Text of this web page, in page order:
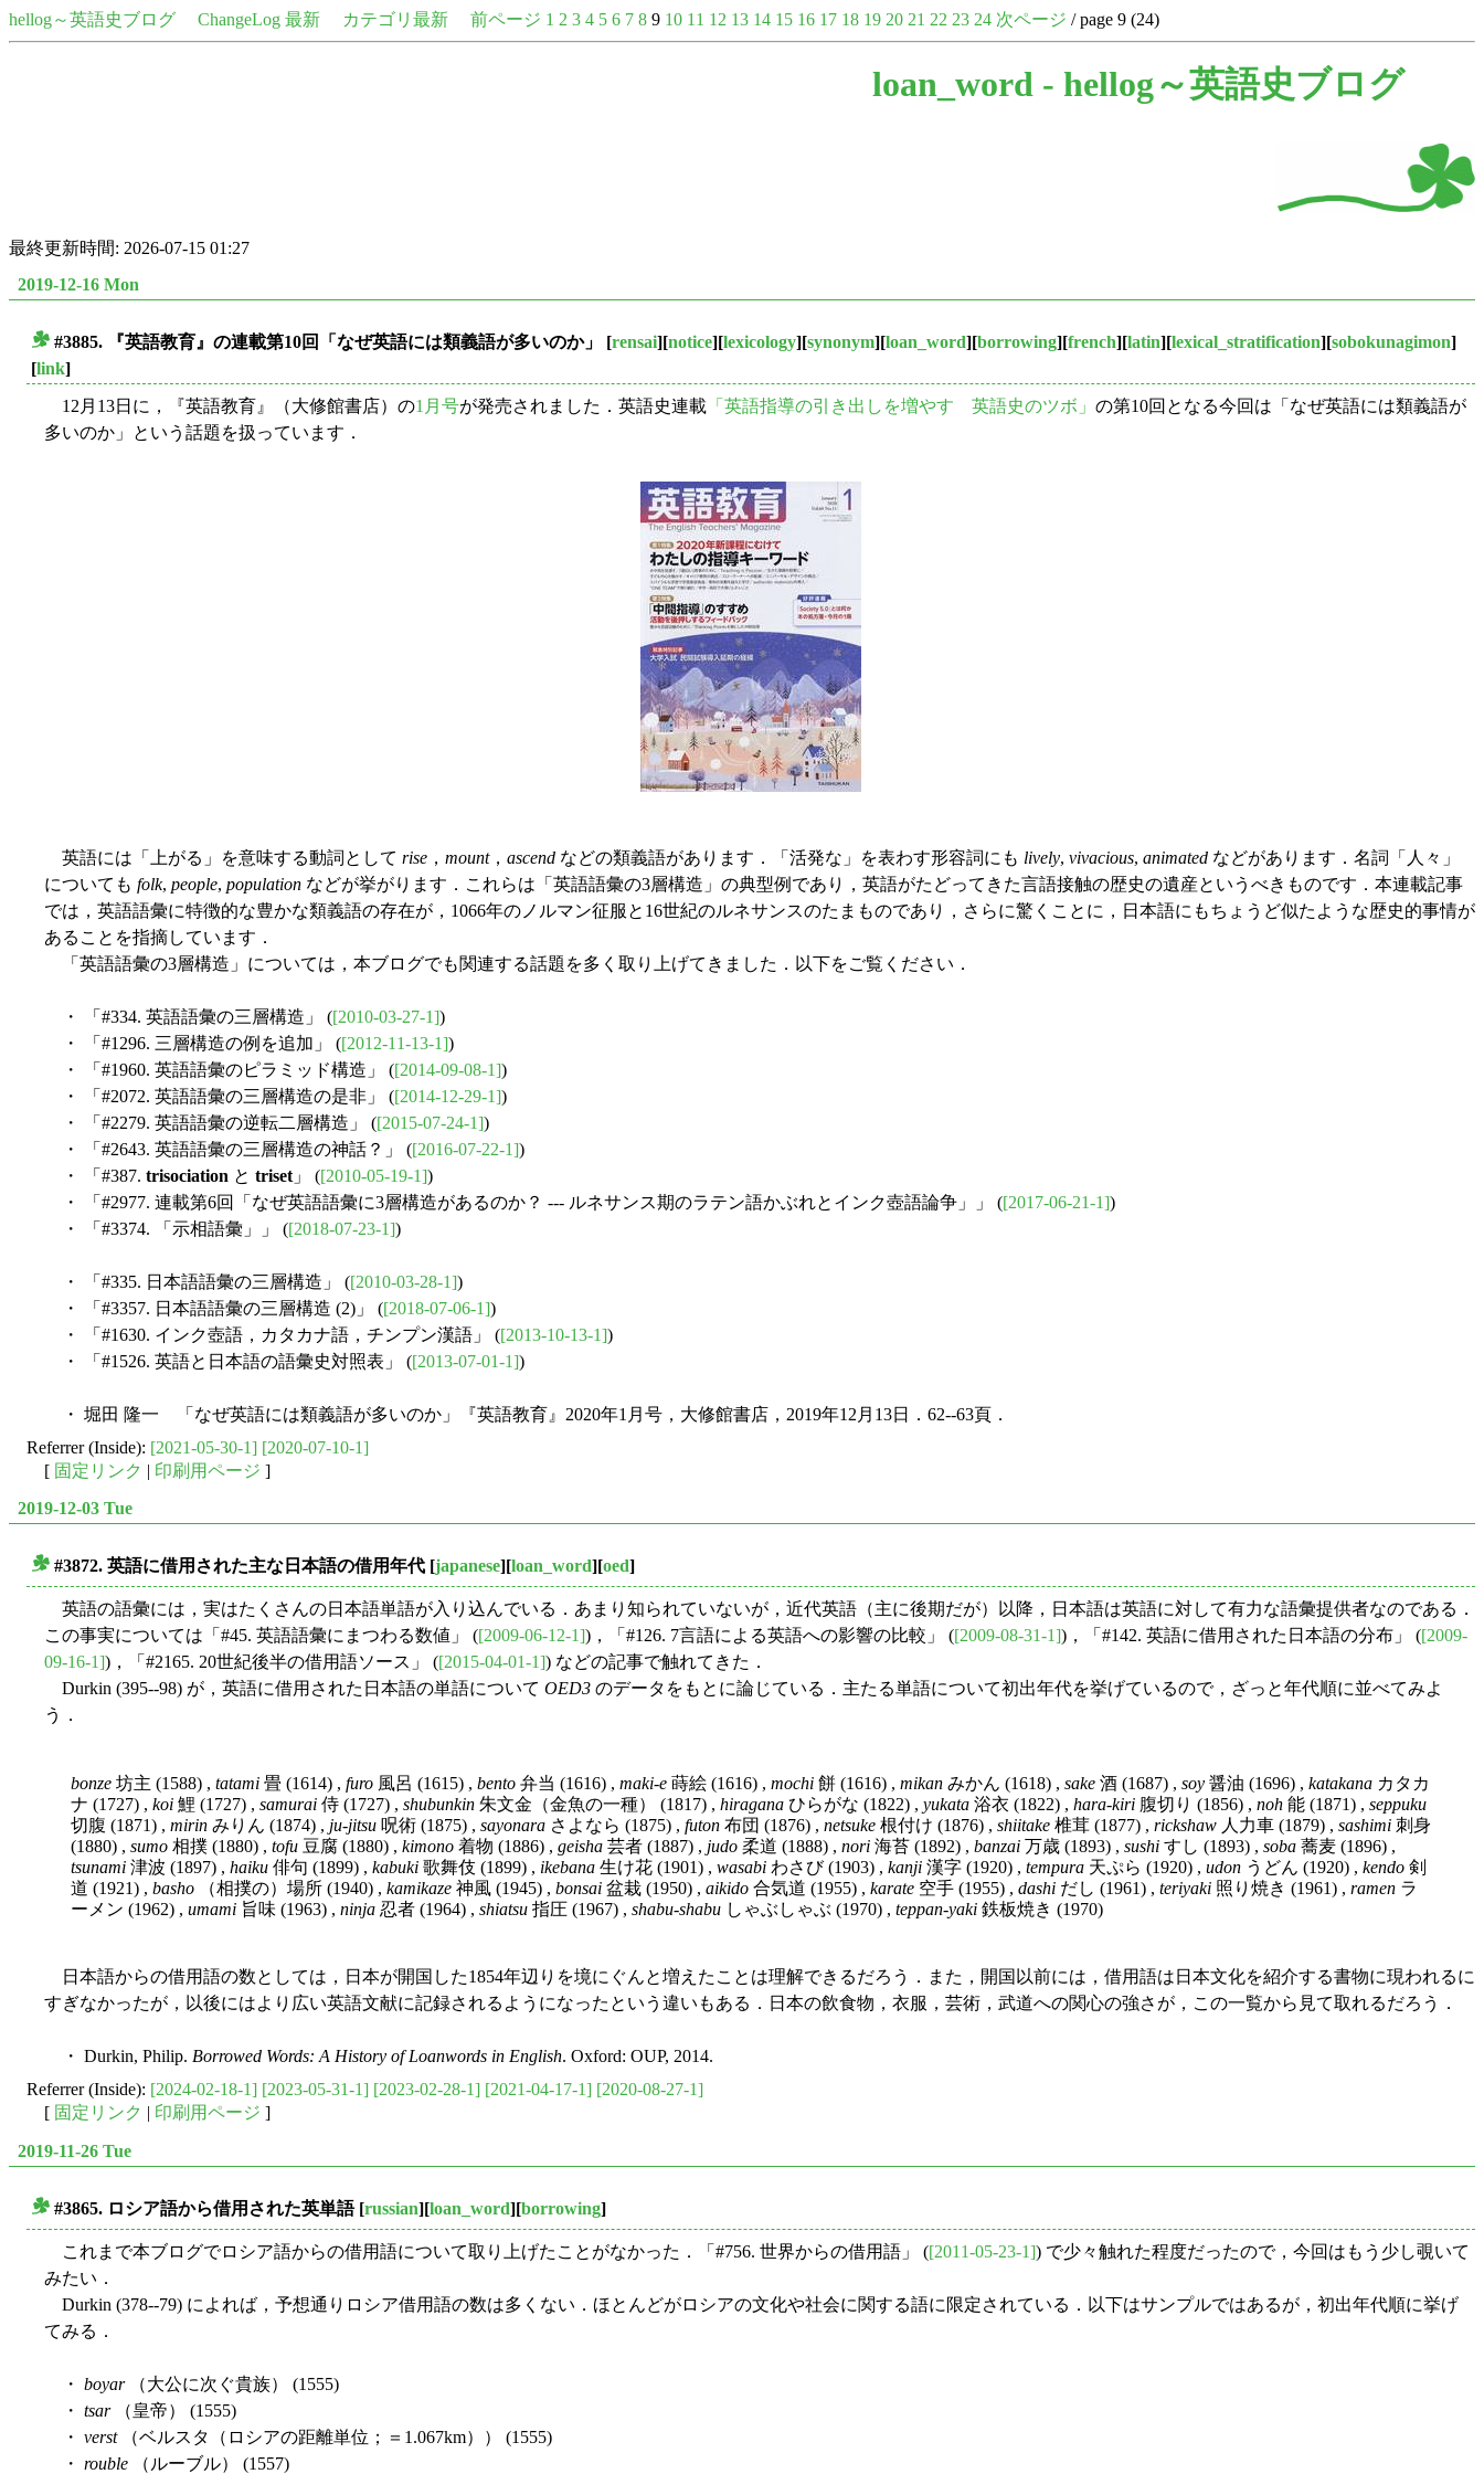
hellog～英語史ブログ ChangeLog 最新 カテゴリ最新 前ページ 1 2 3 4 5 6 7 8 9 10 11 12 13 14 15 16 17 18 19 20 21 22 23 24 次ページ / page 9 (24)
loan_word - hellog～英語史ブログ
最終更新時間: 2026-07-15 01:27
2019-12-16 Mon
#3885. 『英語教育』の連載第10回「なぜ英語には類義語が多いのか」 [rensai][notice][lexicology][synonym][loan_word][borrowing][french][latin][lexical_stratification][sobokunagimon]
[link]
12月13日に，『英語教育』（大修館書店）の1月号が発売されました．英語史連載 「英語指導の引き出しを増やす 英語史のツボ」 の第10回となる今回は「なぜ英語には類義語が
多いのか」という話題を扱っています．
英語には「上がる」を意味する動詞として rise ， mount， ascend などの類義語があります．「活発な」を表わす形容詞にも lively, vivacious, animated などがあります．名詞「人々」
についても folk, people, population などが挙がります．これらは「英語語彙の3層構造」の典型例であり，英語がたどってきた言語接触の歴史の遺産というべきものです．本連載記事
では，英語語彙に特徴的な豊かな類義語の存在が，1066年のノルマン征服と16世紀のルネサンスのたまものであり，さらに驚くことに，日本語にもちょうど似たような歴史的事情が
あることを指摘しています．
「英語語彙の3層構造」については，本ブログでも関連する話題を多く取り上げてきました．以下をご覧ください．
・ 「#334. 英語語彙の三層構造」 ([2010-03-27-1])
・ 「#1296. 三層構造の例を追加」 ([2012-11-13-1])
・ 「#1960. 英語語彙のピラミッド構造」 ([2014-09-08-1])
・ 「#2072. 英語語彙の三層構造の是非」 ([2014-12-29-1])
・ 「#2279. 英語語彙の逆転二層構造」 ([2015-07-24-1])
・ 「#2643. 英語語彙の三層構造の神話？」 ([2016-07-22-1])
・ 「#387. trisociation と triset 」 ([2010-05-19-1])
・ 「#2977. 連載第6回「なぜ英語語彙に3層構造があるのか？ --- ルネサンス期のラテン語かぶれとインク壺語論争」」 ([2017-06-21-1])
・ 「#3374. 「示相語彙」」 ([2018-07-23-1])
・ 「#335. 日本語語彙の三層構造」 ([2010-03-28-1])
・ 「#3357. 日本語語彙の三層構造 (2)」 ([2018-07-06-1])
・ 「#1630. インク壺語，カタカナ語，チンプン漢語」 ([2013-10-13-1])
・ 「#1526. 英語と日本語の語彙史対照表」 ([2013-07-01-1])
・ 堀田 隆一 「なぜ英語には類義語が多いのか」『英語教育』2020年1月号，大修館書店，2019年12月13日．62--63頁．
Referrer (Inside): [2021-05-30-1] [2020-07-10-1]
[ 固定リンク | 印刷用ページ ]
2019-12-03 Tue
#3872. 英語に借用された主な日本語の借用年代 [japanese][loan_word][oed]
英語の語彙には，実はたくさんの日本語単語が入り込んでいる．あまり知られていないが，近代英語（主に後期だが）以降，日本語は英語に対して有力な語彙提供者なのである．
この事実については「#45. 英語語彙にまつわる数値」 ([2009-06-12-1])，「#126. 7言語による英語への影響の比較」 ([2009-08-31-1])，「#142. 英語に借用された日本語の分布」 ([2009-
09-16-1])，「#2165. 20世紀後半の借用語ソース」 ([2015-04-01-1]) などの記事で触れてきた．
Durkin (395--98) が，英語に借用された日本語の単語について OED3 のデータをもとに論じている．主たる単語について初出年代を挙げているので，ざっと年代順に並べてみよ
う．
bonze 坊主 (1588) , tatami 畳 (1614) , furo 風呂 (1615) , bento 弁当 (1616) , maki-e 蒔絵 (1616) , mochi 餅 (1616) , mikan みかん (1618) , sake 酒 (1687) , soy 醤油 (1696) , katakana カタカ
ナ (1727) , koi 鯉 (1727) , samurai 侍 (1727) , shubunkin 朱文金（金魚の一種） (1817) , hiragana ひらがな (1822) , yukata 浴衣 (1822) , hara-kiri 腹切り (1856) , noh 能 (1871) , seppuku
切腹 (1871) , mirin みりん (1874) , ju-jitsu 呪術 (1875) , sayonara さよなら (1875) , futon 布団 (1876) , netsuke 根付け (1876) , shiitake 椎茸 (1877) , rickshaw 人力車 (1879) , sashimi 刺身
(1880) , sumo 相撲 (1880) , tofu 豆腐 (1880) , kimono 着物 (1886) , geisha 芸者 (1887) , judo 柔道 (1888) , nori 海苔 (1892) , banzai 万歳 (1893) , sushi すし (1893) , soba 蕎麦 (1896) ,
tsunami 津波 (1897) , haiku 俳句 (1899) , kabuki 歌舞伎 (1899) , ikebana 生け花 (1901) , wasabi わさび (1903) , kanji 漢字 (1920) , tempura 天ぷら (1920) , udon うどん (1920) , kendo 剣
道 (1921) , basho （相撲の）場所 (1940) , kamikaze 神風 (1945) , bonsai 盆栽 (1950) , aikido 合気道 (1955) , karate 空手 (1955) , dashi だし (1961) , teriyaki 照り焼き (1961) , ramen ラ
ーメン (1962) , umami 旨味 (1963) , ninja 忍者 (1964) , shiatsu 指圧 (1967) , shabu-shabu しゃぶしゃぶ (1970) , teppan-yaki 鉄板焼き (1970)
日本語からの借用語の数としては，日本が開国した1854年辺りを境にぐんと増えたことは理解できるだろう．また，開国以前には，借用語は日本文化を紹介する書物に現われるに
すぎなかったが，以後にはより広い英語文献に記録されるようになったという違いもある．日本の飲食物，衣服，芸術，武道への関心の強さが，この一覧から見て取れるだろう．
・ Durkin, Philip. Borrowed Words: A History of Loanwords in English. Oxford: OUP, 2014.
Referrer (Inside): [2024-02-18-1] [2023-05-31-1] [2023-02-28-1] [2021-04-17-1] [2020-08-27-1]
[ 固定リンク | 印刷用ページ ]
2019-11-26 Tue
#3865. ロシア語から借用された英単語[russian][loan_word][borrowing]
これまで本ブログでロシア語からの借用語について取り上げたことがなかった．「#756. 世界からの借用語」 ([2011-05-23-1]) で少々触れた程度だったので，今回はもう少し覗いて
みたい．
Durkin (378--79) によれば，予想通りロシア借用語の数は多くない．ほとんどがロシアの文化や社会に関する語に限定されている．以下はサンプルではあるが，初出年代順に挙げ
てみる．
・ boyar（大公に次ぐ貴族） (1555)
・ tsar（皇帝） (1555)
・ verst（ベルスタ（ロシアの距離単位；＝1.067km）） (1555)
・ rouble （ルーブル） (1557)